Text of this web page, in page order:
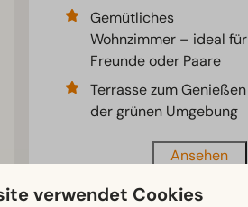
Gemütliches
Wohnzimmer – ideal für
Freunde oder Paare
Terrasse zum Genießen
der grünen Umgebung
Ansehen
verwendet Cookies